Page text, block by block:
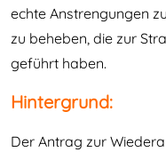
echte Anstrengungen
zu beheben, die zur
geführt haben.
Hintergrund:
Der Antrag zur